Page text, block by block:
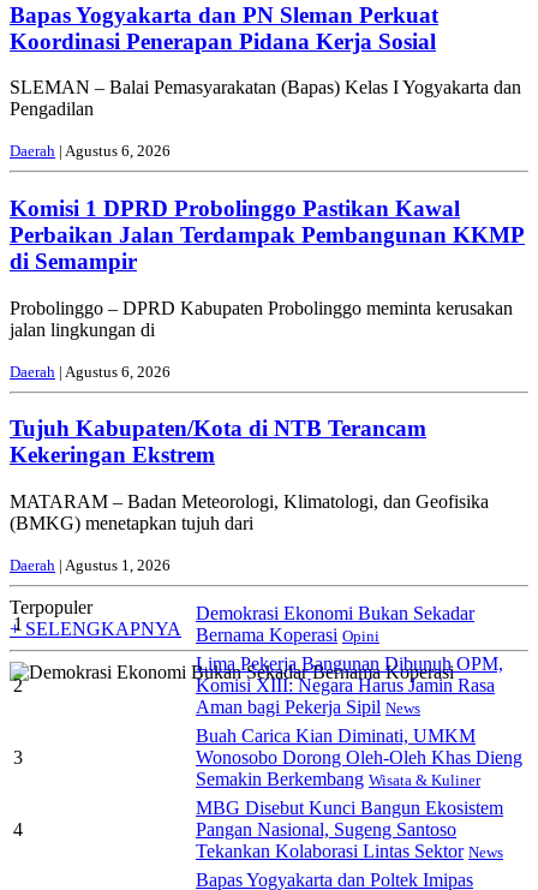
Bapas Yogyakarta dan PN Sleman Perkuat
Koordinasi Penerapan Pidana Kerja Sosial
SLEMAN – Balai Pemasyarakatan (Bapas) Kelas I Yogyakarta dan
Pengadilan
Daerah | Agustus 6, 2026
Komisi 1 DPRD Probolinggo Pastikan Kawal
Perbaikan Jalan Terdampak Pembangunan KKMP
di Semampir
Probolinggo – DPRD Kabupaten Probolinggo meminta kerusakan
jalan lingkungan di
Daerah | Agustus 6, 2026
Tujuh Kabupaten/Kota di NTB Terancam
Kekeringan Ekstrem
MATARAM – Badan Meteorologi, Klimatologi, dan Geofisika
(BMKG) menetapkan tujuh dari
Daerah | Agustus 1, 2026
Terpopuler
+ SELENGKAPNYA
1
Demokrasi Ekonomi Bukan Sekadar
Bernama Koperasi Opini
2
Lima Pekerja Bangunan Dibunuh OPM,
Komisi XIII: Negara Harus Jamin Rasa
Aman bagi Pekerja Sipil News
3
Buah Carica Kian Diminati, UMKM
Wonosobo Dorong Oleh-Oleh Khas Dieng
Semakin Berkembang Wisata & Kuliner
4
MBG Disebut Kunci Bangun Ekosistem
Pangan Nasional, Sugeng Santoso
Tekankan Kolaborasi Lintas Sektor News
Bapas Yogyakarta dan Poltek Imipas